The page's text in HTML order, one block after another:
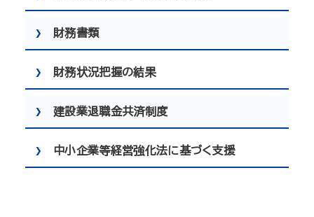
財務書類
財務状況把握の結果
建設業退職金共済制度
中小企業等経営強化法に基づく支援